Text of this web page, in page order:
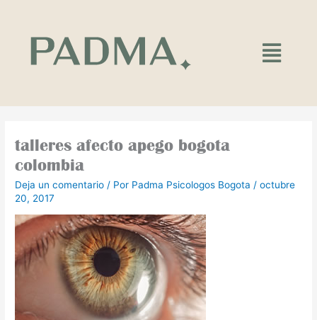
contenido
Main
Menu
talleres afecto apego bogota
colombia
Deja un comentario / Por Padma Psicologos Bogota /octubre
20, 2017